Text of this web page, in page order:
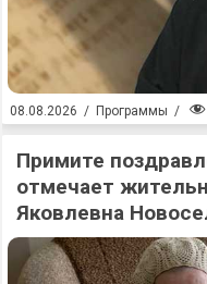
08.08.2026 / Программы /
Примите
отмечает
Яковлевна